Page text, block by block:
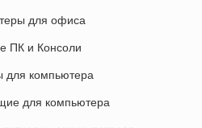
для офиса
ПК и Консоли
для компьютера
для компьютера